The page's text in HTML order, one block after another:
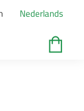
Nederlands